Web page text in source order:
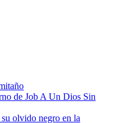
de Job A Un Dios Sin
olvido negro en la